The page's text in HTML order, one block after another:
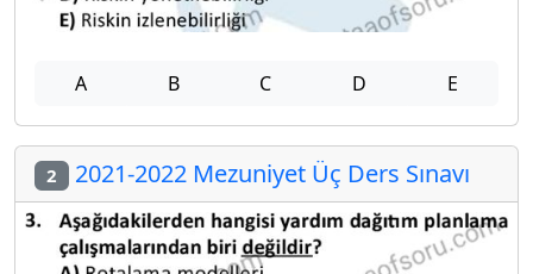
A B C D E
2 2021-2022 Mezuniyet Üç Ders Sınavı